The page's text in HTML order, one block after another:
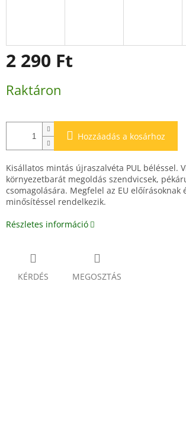
2 290 Ft
Raktáron
Hozzáadás a kosárhoz
Kisállatos mintás újraszalvéta PUL béléssel.
környezetbarát megoldás szendvicsek,
csomagolására. Megfelel az EU előírásoknak
minősítéssel rendelkezik.
Részletes információ
KÉRDÉS MEGOSZTÁS